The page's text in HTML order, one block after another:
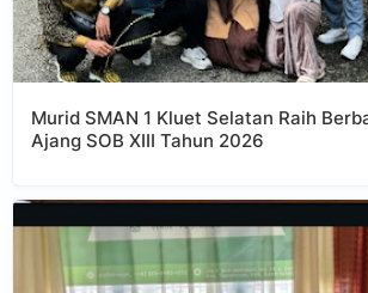
Murid SMAN 1 Kluet Selatan Raih
Ajang SOB XIII Tahun 2026